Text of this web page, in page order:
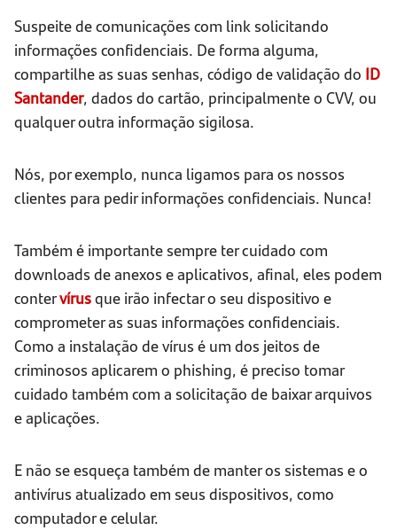
Suspeite de comunicações com link solicitando
informações confidenciais. De forma alguma,
compartilhe as suas senhas, código de validação do ID
Santander, dados do cartão, principalmente o CVV, ou
qualquer outra informação sigilosa.
Nós, por exemplo, nunca ligamos para os nossos
clientes para pedir informações confidenciais. Nunca!
Também é importante sempre ter cuidado com
downloads de anexos e aplicativos, afinal, eles podem
contervírusque irão infectar o seu dispositivo e
comprometer as suas informações confidenciais.
Como a instalação de vírus é um dos jeitos de
criminosos aplicarem o phishing, é preciso tomar
cuidado também com a solicitação de baixar arquivos
e aplicações.
E não se esqueça também de manter os sistemas e o
antivírus atualizado em seus dispositivos, como
computador e celular.